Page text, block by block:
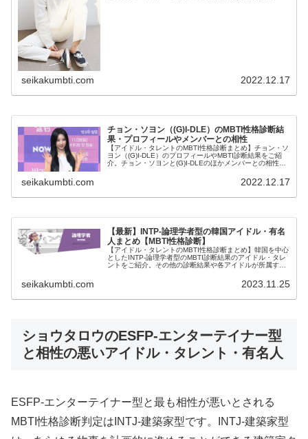
seikakumbti.com 2022.12.17
チョン・ソヨン（(G)I-DLE）のMBTI性格診断結
果・プロフィールやメンバーとの相性
【アイドル・タレントのMBTI性格診断まとめ】チョン・ソ
ヨン（(G)I-DLE）のプロフィールやMBTI診断結果をご紹
介。チョン・ソヨンと(G)I-DLEのほかメンバーとの相性に
seikakumbti.com 2022.12.17
【最新】INTP-論理学者型の韓国アイドル・有名
人まとめ【MBTI性格診断】
【アイドル・タレントのMBTI性格診断まとめ】韓国を中心
としたINTP-論理学者型のMBTI診断結果のアイドル・タレ
ントをご紹介。その他の診断結果や各アイドルが所属する
seikakumbti.com 2023.11.25
ショウタロウのESFP-エンターテイナー型
と相性の悪いアイドル・タレント・有名人
ESFP-エンターテイナー型と最も相性が悪いとされる
MBTI性格診断判定はINTJ-建築家型です。INTJ-建築家型